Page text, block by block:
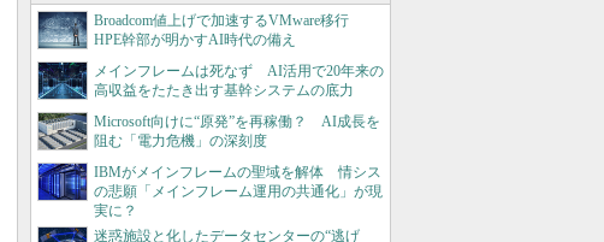
Broadcom値上げで加速するVMware移行
HPE幹部が明かすAI時代の備え
メインフレームは死なず AI活用で20年来の
高収益をたたき出す基幹システムの底力
Microsoft向けに“原発”を再稼働？ AI成長を
阻む「電力危機」の深刻度
IBMがメインフレームの聖域を解体 情シス
の悲願「メインフレーム運用の共通化」が現
実に？
迷惑施設と化したデータセンターの“逃げ